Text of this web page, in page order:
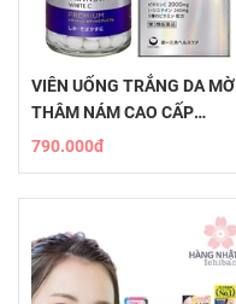
VIÊN UỐNG TRẮNG DA MỜ
THÂM NÁM CAO CẤP
TRANSINO WHITE C
790.000đ